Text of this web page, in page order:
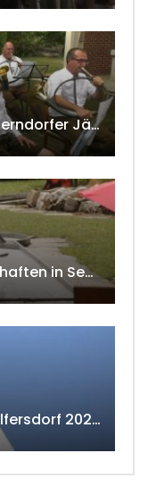
11. Jagdheuriger der Gänserndorfer Jäger 2020 w4tv166
Minigolf Staatsmeisterschaften in Seefeld-Kadolz w4tv174
Spatenstich Windpark Wilfersdorf 2023 w4tv177